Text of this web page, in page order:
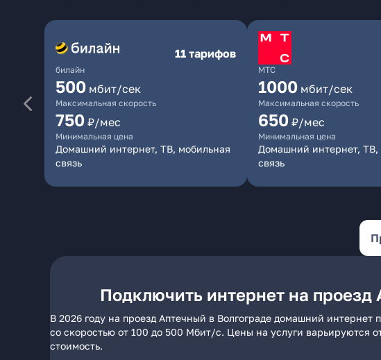
билайн
11 тарифов
500 мбит/сек
Максимальная скорость
750 ₽/мес
Минимальная цена
Домашний интернет, ТВ, мобильная
связь
МТС
1000 мбит/сек
Максимальная скорость
650 ₽/мес
Минимальная цена
Домашний интернет, ТВ,
связь
Подключить интернет на проезд
В 2026 году на проезд Аптечный в Волгограде домашний
со скоростью от 100 до 500 Мбит/с. Цены на услуги варьируются
стоимость.